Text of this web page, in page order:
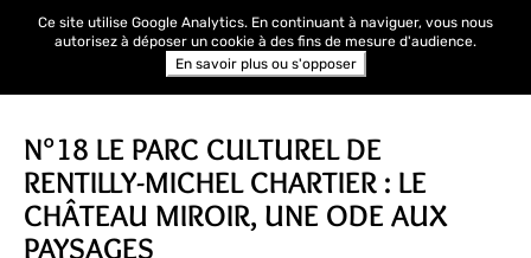
ARCHIPEL FRANCILIEN
N°18 LE PARC CULTUREL DE
RENTILLY-MICHEL CHARTIER : LE
CHÂTEAU MIROIR, UNE ODE AUX
PAYSAGES
Ce site utilise Google Analytics. En continuant à naviguer, vous nous
autorisez à déposer un cookie à des fins de mesure d'audience.
En savoir plus ou s'opposer